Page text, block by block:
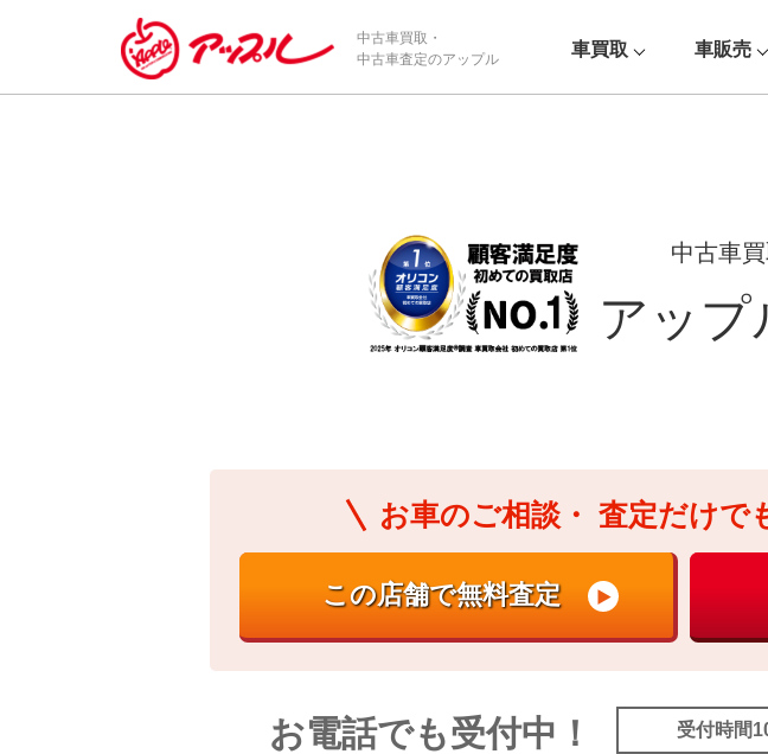
/*ABテスト_新規査定フォームの為のCVボタン*/
中古車買取・
中古車査定のアップル
車買取 車販売
中古車
アップ
お車のご相談・ 査定だけで
お電話でも受付中！ 受付時間